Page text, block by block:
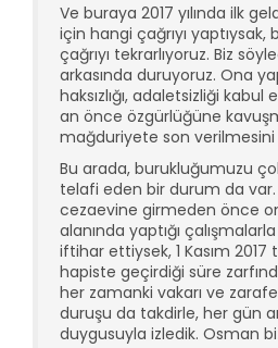
Ve buraya 2017 yılında ilk
için hangi çağrıyı yaptıysak,
çağrıyı tekrarlıyoruz. Biz
arkasında duruyoruz. Ona
haksızlığı, adaletsizliği
an önce özgürlüğüne
mağduriyete son
Bu arada, burukluğumuzu
telafi eden bir durum da var.
cezaevine girmeden önce
alanında yaptığı
iftihar ettiysek, 1 Kasım
hapiste geçirdiği süre
her zamanki vakarı ve
duruşu da takdirle, her gün
duygusuyla izledik. Osman